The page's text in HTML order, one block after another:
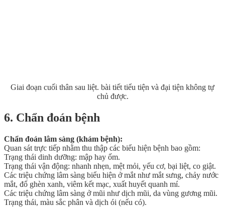
Giai đoạn cuối thân sau liệt. bài tiết tiểu tiện và đại tiện không tự
chủ được.
6. Chẩn đoán bệnh
Chẩn đoán lâm sàng (khám bệnh):
Quan sát trực tiếp nhằm thu thập các biểu hiện bệnh bao gồm:
Trạng thái dinh dưỡng: mập hay ốm.
Trạng thái vận động: nhanh nhẹn, mệt mỏi, yếu cơ, bại liệt, co giật.
Các triệu chứng lâm sàng biểu hiện ở mắt như mắt sưng, chảy nước
mắt, đổ ghèn xanh, viêm kết mạc, xuất huyết quanh mí.
Các triệu chứng lâm sàng ở mũi như dịch mũi, da vùng gương mũi.
Trạng thái, màu sắc phân và dịch ói (nếu có).